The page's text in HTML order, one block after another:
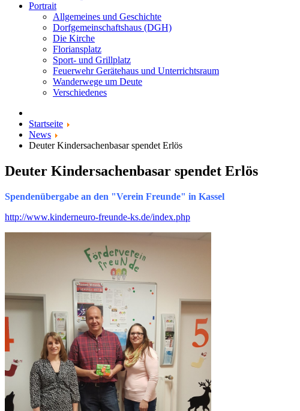
Portrait
Allgemeines und Geschichte
Dorfgemeinschaftshaus (DGH)
Die Kirche
Floriansplatz
Sport- und Grillplatz
Feuerwehr Gerätehaus und Unterrichtsraum
Wanderwege um Deute
Verschiedenes
Startseite
News
Deuter Kindersachenbasar spendet Erlös
Deuter Kindersachenbasar spendet Erlös
Spendenübergabe an den "Verein Freunde" in Kassel
http://www.kinderneuro-freunde-ks.de/index.php